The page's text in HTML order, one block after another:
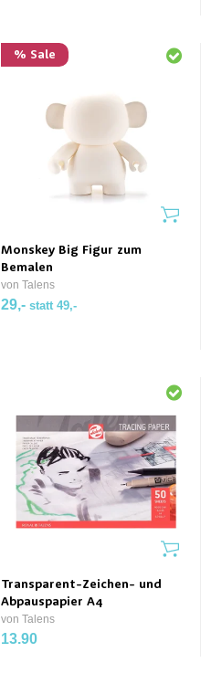
% Sale
Monskey Big Figur zum
Bemalen
von Talens
29,- statt 49,-
Transparent-Zeichen- und
Abpauspapier A4
von Talens
13.90